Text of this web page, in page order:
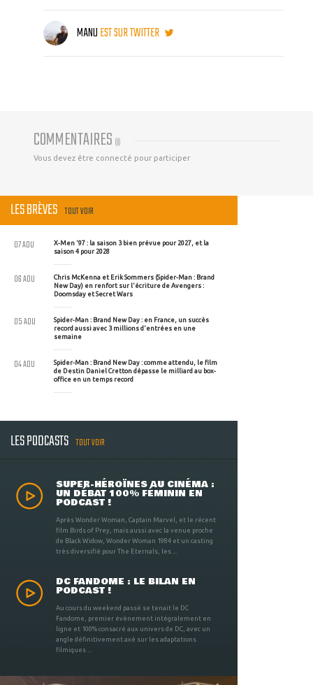
MANUEST SUR TWITTER
COMMENTAIRES (0)
Vous devez être connecté pour participer
LES BRÈVES TOUT VOIR
X-Men '97 : la saison 3 bien prévue pour 2027, et la
saison 4 pour 2028
07 AOU
Chris McKenna et Erik Sommers (Spider-Man : Brand
New Day) en renfort sur l'écriture de Avengers :
Doomsday et Secret Wars
06 AOU
Spider-Man : Brand New Day : en France, un succès
record aussi avec 3 millions d'entrées en une
semaine
05 AOU
Spider-Man : Brand New Day : comme attendu, le film
de Destin Daniel Cretton dépasse le milliard au box-
office en un temps record
04 AOU
LES PODCASTS TOUT VOIR
SUPER-HÉROÏNES AU CINÉMA :
UN DÉBAT 100% FÉMININ EN
PODCAST !
Après Wonder Woman, Captain Marvel, et le récent
film Birds of Prey, mais aussi avec la venue proche
de Black Widow, Wonder Woman 1984 et un casting
très diversifié pour The Eternals, les ...
DC FANDOME : LE BILAN EN
PODCAST !
Au cours du weekend passé se tenait le DC
Fandome, premier évènement intégralement en
ligne et 100% consacré aux univers de DC, avec un
angle définitivement axé sur les adaptations
filmiques ...